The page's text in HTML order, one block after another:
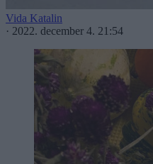
Vida Katalin
· 2022. december 4. 21:54